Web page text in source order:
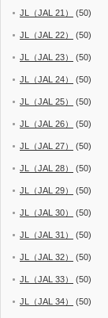
JL（JAL 21） (50)
JL（JAL 22） (50)
JL（JAL 23） (50)
JL（JAL 24） (50)
JL（JAL 25） (50)
JL（JAL 26） (50)
JL（JAL 27） (50)
JL（JAL 28） (50)
JL（JAL 29） (50)
JL（JAL 30） (50)
JL（JAL 31） (50)
JL（JAL 32） (50)
JL（JAL 33） (50)
JL（JAL 34） (50)